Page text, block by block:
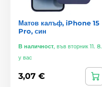
Матов калъф, iPhone 15
Pro, син
В наличност, във вторник 11. 8.
у вас
3,07 €